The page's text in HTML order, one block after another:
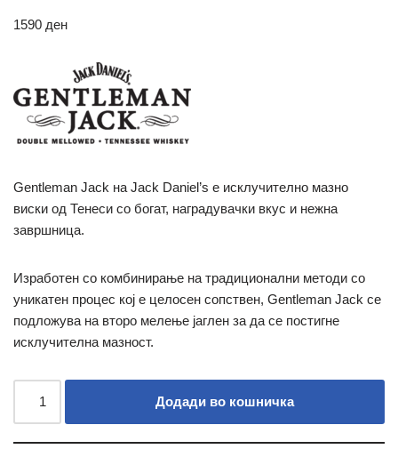
1590 ден
Gentleman Jack на Jack Daniel’s е исклучително мазно
виски од Тенеси со богат, наградувачки вкус и нежна
завршница.
Изработен со комбинирање на традиционални методи со
уникатен процес кој е целосен сопствен, Gentleman Jack се
подложува на второ мелење јаглен за да се постигне
исклучителна мазност.
Додади во кошничка